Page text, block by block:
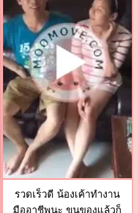
รวดเร็วดี น้องเค้าทำงาน
มืออาชีพนะ ขนของแล้วก็